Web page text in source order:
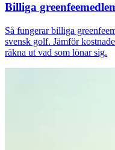
Billiga
Så fungerar billiga
svensk golf. Jämför
räkna ut vad som lönar sig.